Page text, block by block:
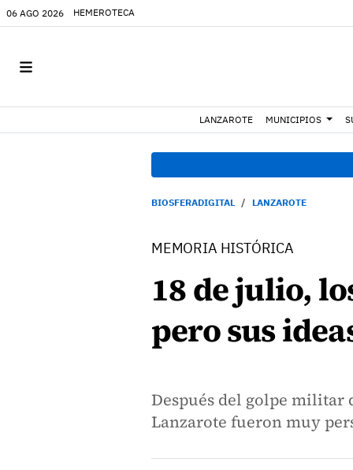
06 AGO 2026 HEMEROTECA
LANZAROTE MUNICIPIOS
BIOSFERADIGITAL LANZAROTE
MEMORIA HISTÓRICA
18 de julio,
pero sus
Después del golpe militar
Lanzarote fueron muy